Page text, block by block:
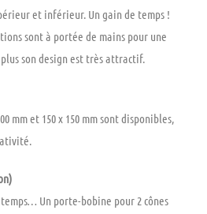
et inférieur. Un gain de temps !
sont à portée de mains pour une
son design est très attractif.
mm et 150 x 150 mm sont disponibles,
Un porte-bobine pour 2 cônes